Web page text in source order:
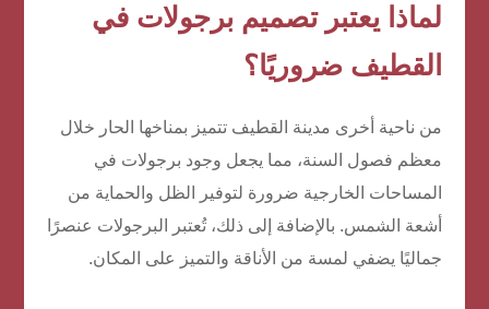
لماذا يعتبر تصميم برجولات في
القطيف ضروريًا؟
من ناحية أخرى مدينة القطيف تتميز بمناخها الحار خلال
معظم فصول السنة، مما يجعل وجود برجولات في
المساحات الخارجية ضرورة لتوفير الظل والحماية من
أشعة الشمس. بالإضافة إلى ذلك، تُعتبر البرجولات عنصرًا
جماليًا يضفي لمسة من الأناقة والتميز على المكان.